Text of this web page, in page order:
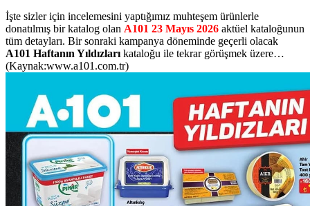
İşte sizler için incelemesini yaptığımız muhteşem ürünlerle
donatılmış bir katalog olan A101 23 Mayıs 2026 aktüel kataloğunun
tüm detayları. Bir sonraki kampanya döneminde geçerli olacak
A101 Haftanın Yıldızlarıkataloğu ile tekrar görüşmek üzere…
(Kaynak:www.a101.com.tr)